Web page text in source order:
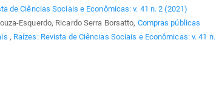
de Ciências Sociais e Econômicas: v. 41 n. 2 (2021)
Esquerdo, Ricardo Serra Borsatto, Compras públicas
, Raízes: Revista de Ciências Sociais e Econômicas: v. 41 n.